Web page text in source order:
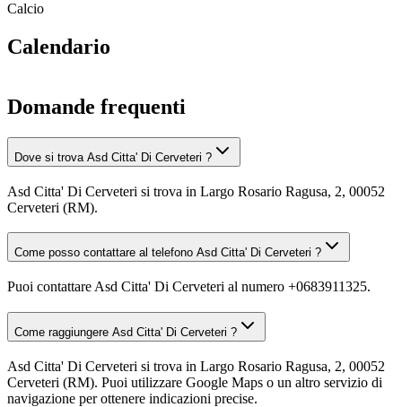
Calcio
Calendario
Domande frequenti
Dove si trova Asd Citta' Di Cerveteri ?
Asd Citta' Di Cerveteri si trova in Largo Rosario Ragusa, 2, 00052
Cerveteri (RM).
Come posso contattare al telefono Asd Citta' Di Cerveteri ?
Puoi contattare Asd Citta' Di Cerveteri al numero +0683911325.
Come raggiungere Asd Citta' Di Cerveteri ?
Asd Citta' Di Cerveteri si trova in Largo Rosario Ragusa, 2, 00052
Cerveteri (RM). Puoi utilizzare Google Maps o un altro servizio di
navigazione per ottenere indicazioni precise.